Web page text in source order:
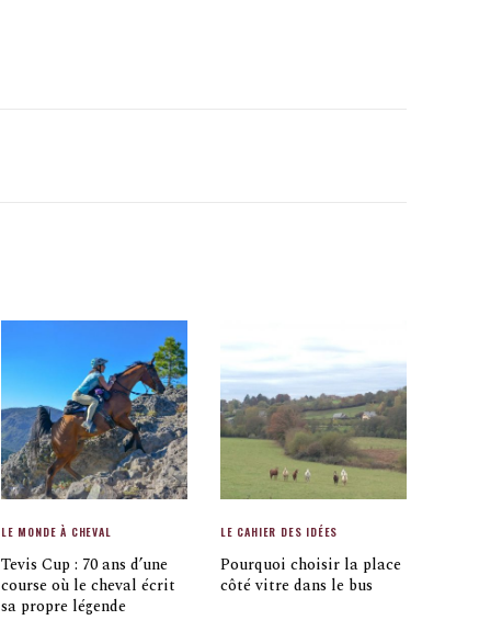
LE MONDE À CHEVAL
Tevis Cup : 70 ans d’une
course où le cheval écrit
sa propre légende
LE CAHIER DES IDÉES
Pourquoi choisir la place
côté vitre dans le bus